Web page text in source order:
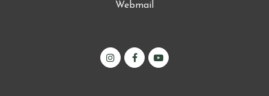
Webmail